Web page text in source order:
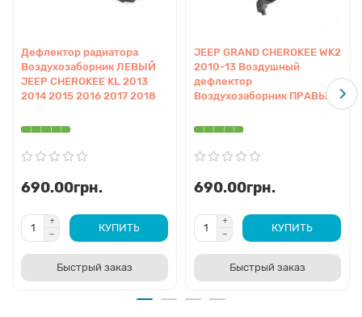
Дефлектор радиатора
Воздухозаборник ЛЕВЫЙ
JEEP CHEROKEE KL 2013
2014 2015 2016 2017 2018
690.00грн.
КУПИТЬ
Быстрый заказ
JEEP GRAND CHEROKEE WK2
2010-13 Воздушный
дефлектор
Воздухозаборник ПРАВЫЙ
690.00грн.
КУПИТЬ
Быстрый заказ